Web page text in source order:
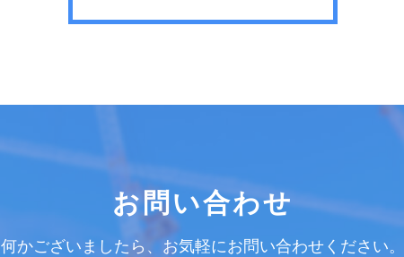
お問い合わせ
何かございましたら、お気軽にお問い合わせください。